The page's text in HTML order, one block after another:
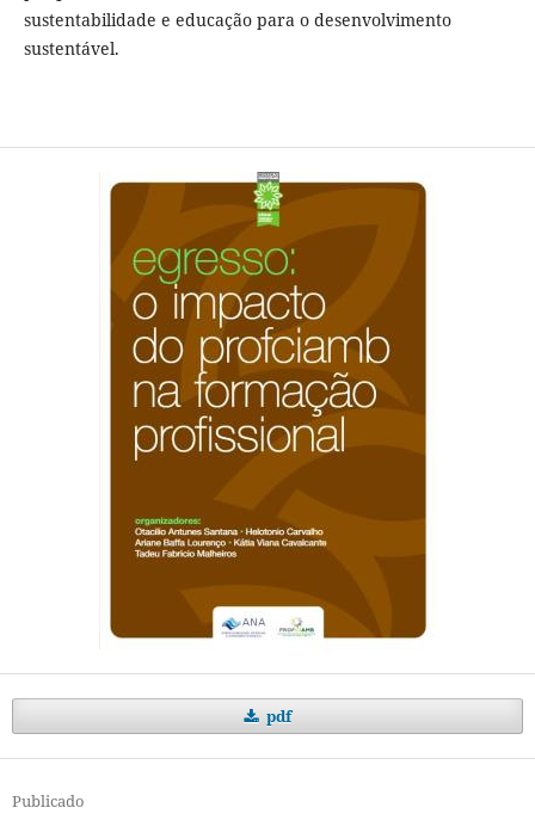
sustentabilidade e educação para o desenvolvimento
sustentável.
pdf
Publicado